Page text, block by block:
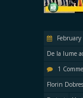
De la lume
1
Florin